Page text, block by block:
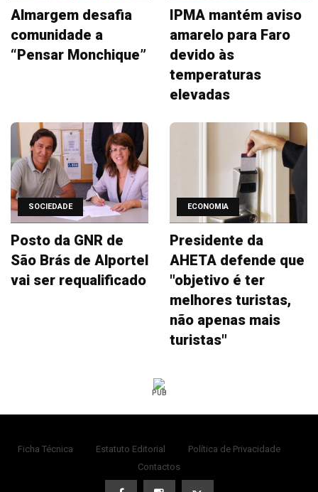
Almargem desafia
comunidade a
“Pensar Monchique”
IPMA mantém aviso
amarelo para Faro
devido às
temperaturas
elevadas
SOCIEDADE
Posto da GNR de
São Brás de Alportel
vai ser requalificado
ECONOMIA
Presidente da
AHETA defende que
"objetivo é ter
melhores turistas,
não apenas mais
turistas"
PUB
Ficha Técnica Estatuto Editorial
Política de Privacidade
Contactos